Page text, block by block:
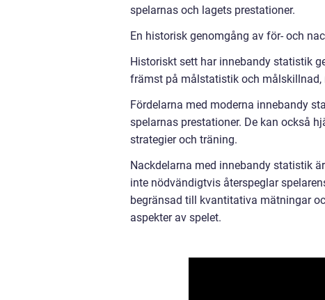
spelarnas och lagets prestationer.
En historisk genomgång av för- och
Historiskt sett har innebandy statistik
främst på målstatistik och
Fördelarna med moderna innebandy
spelarnas prestationer. De kan också
strategier och träning.
Nackdelarna med innebandy statistik
inte nödvändigtvis återspeglar
begränsad till kvantitativa mätningar
aspekter av spelet.